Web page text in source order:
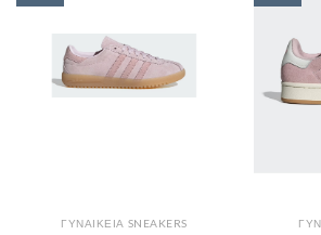
ΓΥΝΑΙΚΕΊΑ SNEAKERS